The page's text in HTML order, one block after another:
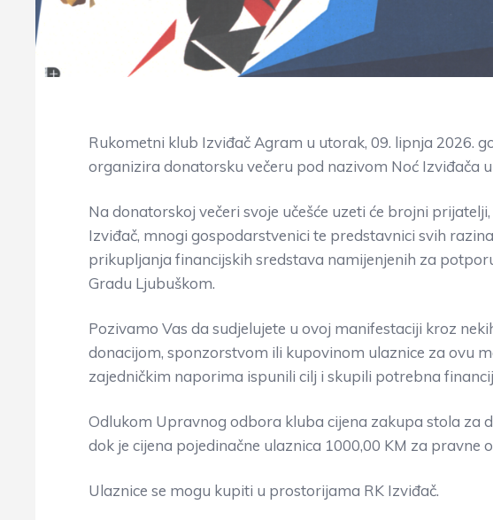
Rukometni klub Izviđač Agram u utorak, 09. lipnja 2026.
organizira donatorsku večeru pod nazivom Noć Izviđača
Na donatorskoj večeri svoje učešće uzeti će brojni
Izviđač, mnogi gospodarstvenici te predstavnici svih
prikupljanja financijskih sredstava namijenjenih za
Gradu Ljubuškom.
Pozivamo Vas da sudjelujete u ovoj manifestaciji kroz
donacijom, sponzorstvom ili kupovinom ulaznice za ovu
zajedničkim naporima ispunili cilj i skupili potrebna
Odlukom Upravnog odbora kluba cijena zakupa stola za
dok je cijena pojedinačne ulaznica 1000,00 KM za pravne
Ulaznice se mogu kupiti u prostorijama RK Izviđač.